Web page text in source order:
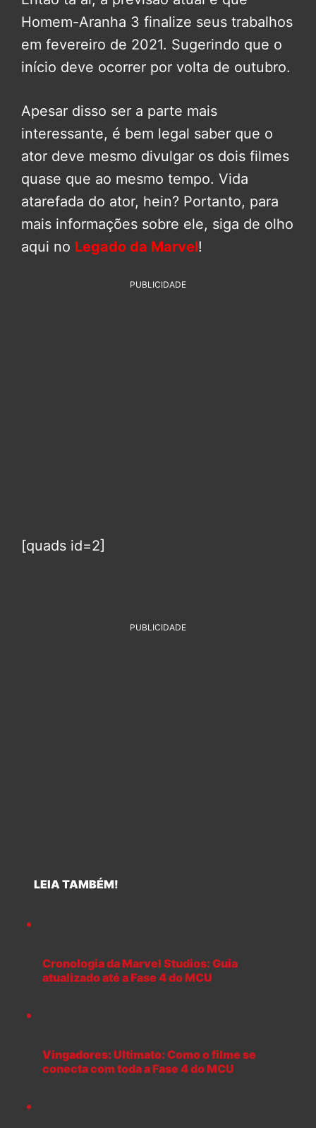
Homem-Aranha 3 finalize seus trabalhos
em fevereiro de 2021. Sugerindo que o
início deve ocorrer por volta de outubro.
Apesar disso ser a parte mais
interessante, é bem legal saber que o
ator deve mesmo divulgar os dois filmes
quase que ao mesmo tempo. Vida
atarefada do ator, hein? Portanto, para
mais informações sobre ele, siga de olho
aqui no Legado da Marvel!
PUBLICIDADE
[quads id=2]
PUBLICIDADE
LEIA TAMBÉM!
Cronologia da Marvel Studios: Guia
atualizado até a Fase 4 do MCU
Vingadores: Ultimato: Como o filme se
conecta com toda a Fase 4 do MCU